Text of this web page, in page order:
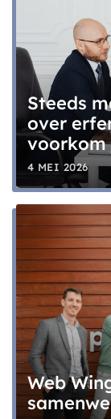
Steeds
over
voorkom
4 MEI 2026
Web